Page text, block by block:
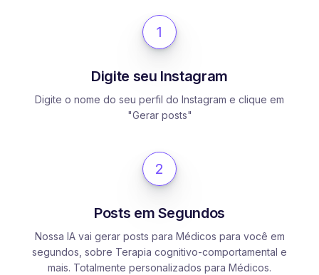
1
Digite seu Instagram
Digite o nome do seu perfil do Instagram e clique em
"Gerar posts"
2
Posts em Segundos
Nossa IA vai gerar posts para Médicos para você em
segundos, sobre Terapia cognitivo-comportamental e
mais. Totalmente personalizados para Médicos.